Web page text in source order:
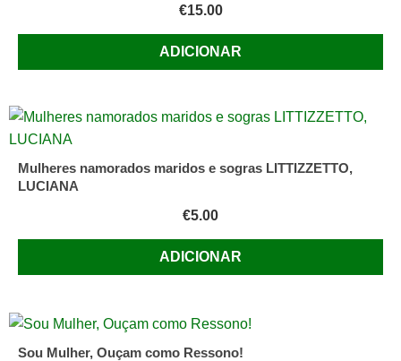
€15.00
ADICIONAR
Mulheres namorados maridos e sogras LITTIZZETTO,
LUCIANA
€5.00
ADICIONAR
Sou Mulher, Ouçam como Ressono!